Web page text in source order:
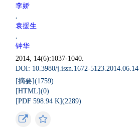
李娇
,
袁援生
,
钟华
2014, 14(6):1037-1040.
DOI: 10.3980/j.issn.1672-5123.2014.06.14
[摘要](1759)
[HTML](0)
[PDF 598.94 K](2289)